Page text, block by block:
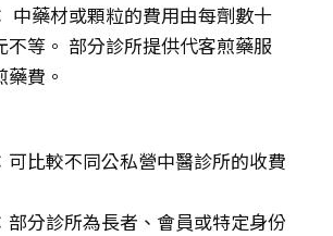
中藥材或顆粒的費用由每劑數十
不等。 部分診所提供代客煎藥服
費。
可比較不同公私營中醫診所的收費
部分診所為長者、會員或特定身份